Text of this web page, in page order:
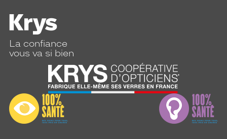
La confiance
vous va si bien